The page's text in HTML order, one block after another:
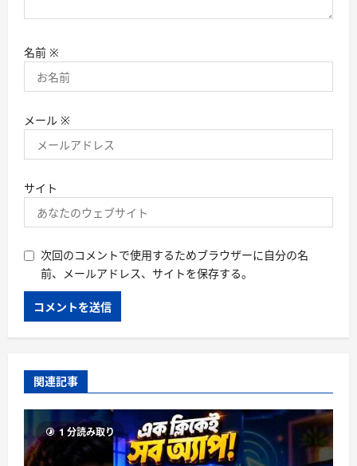
名前 ※
メール ※
サイト
次回のコメントで使用するためブラウザーに自分の名
前、メールアドレス、サイトを保存する。
関連記事
1 分読み取り